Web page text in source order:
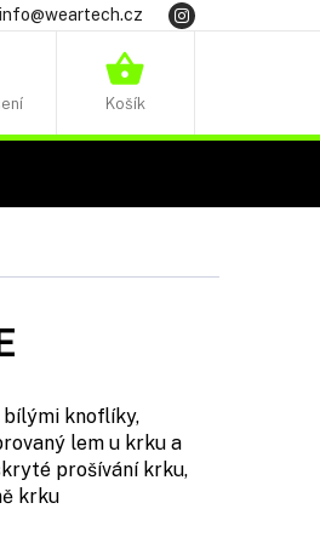
info@weartech.cz
NÁKUPNÍ
knoflíky,
lem u krku a
prošívání krku,
krku